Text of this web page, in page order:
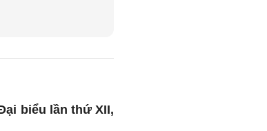
biểu lần thứ XII,